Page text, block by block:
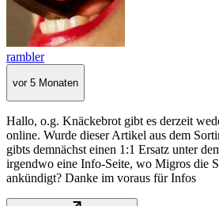
rambler
vor 5 Monaten
Hallo, o.g. Knäckebrot gibt es derzeit
online. Wurde dieser Artikel aus dem
gibts demnächst einen 1:1 Ersatz unter
irgendwo eine Info-Seite, wo Migros die
ankündigt? Danke im voraus für Infos